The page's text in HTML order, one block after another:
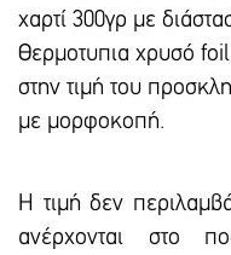
χαρτί 300γρ με
Θερμοτυπια χρυσό foil
στην τιμή του
με μορφοκοπή.
Η τιμή δεν
ανέρχονται στο